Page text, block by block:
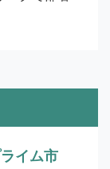
イム市